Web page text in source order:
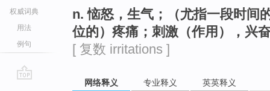
权威词典
用法
例句
n. 恼怒，生气；（尤指一段时间
位的）疼痛；刺激（作用），兴
[ 复数 irritations ]
网络释义 专业释义 英英释义